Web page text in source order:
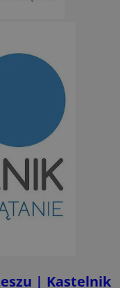
| Kastelnik
korzystanie z podstawowych
zarządzanie kontem. Bez
internetowej.
Provider/
Domena
orzesze.com.pl